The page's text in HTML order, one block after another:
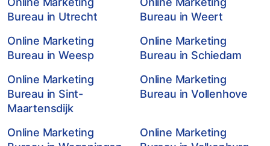
Bureau in Utrecht
Bureau in Weert
Online Marketing
Bureau in Weesp
Online Marketing
Bureau in Schiedam
Online Marketing
Bureau in Sint-
Maartensdijk
Online Marketing
Bureau in Vollenhove
Online Marketing
Online Marketing